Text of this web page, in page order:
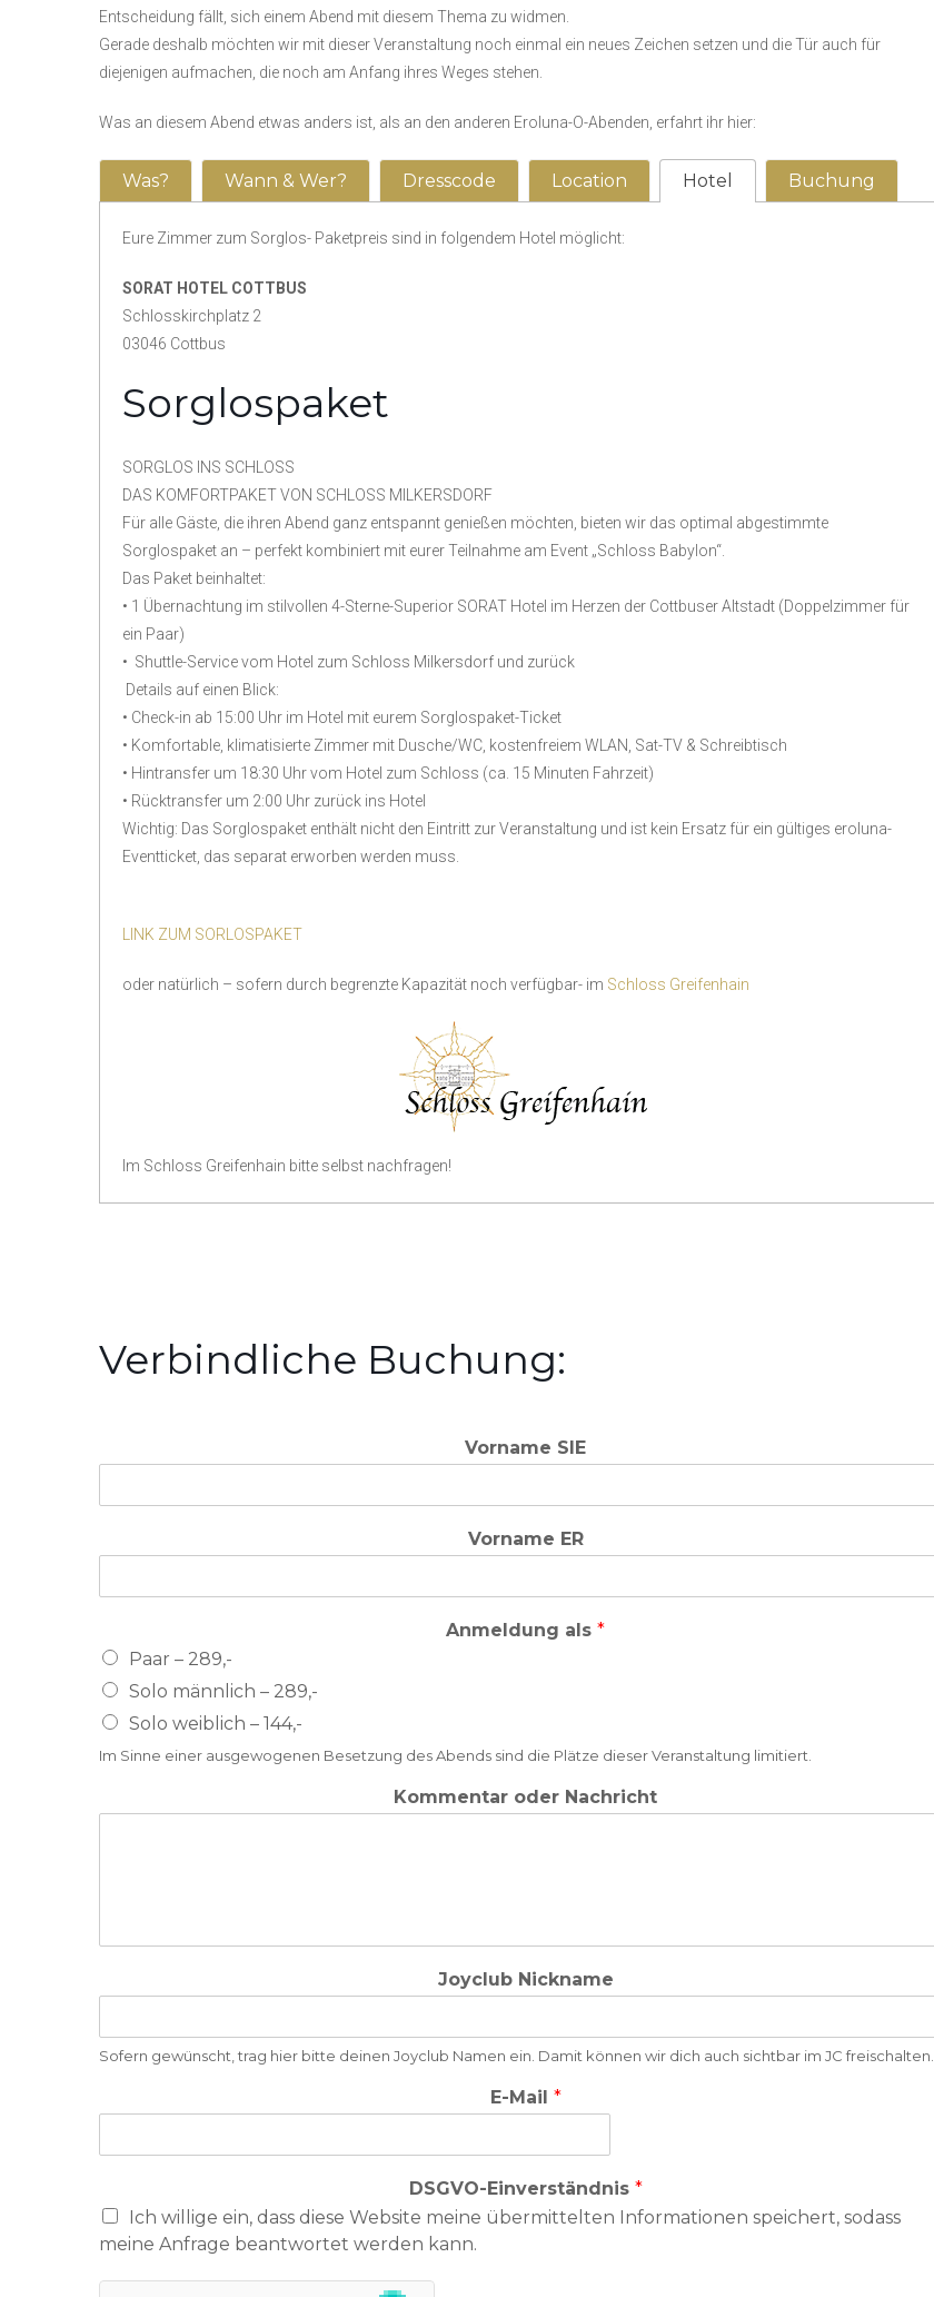
Entscheidung fällt, sich einem Abend mit diesem Thema zu widmen.
Gerade deshalb möchten wir mit dieser Veranstaltung noch einmal ein neues Zeichen setzen und die Tür auch für
diejenigen aufmachen, die noch am Anfang ihres Weges stehen.
Was an diesem Abend etwas anders ist, als an den anderen Eroluna-O-Abenden, erfahrt ihr hier:
Was? Wann & Wer? Dresscode Location Hotel Buchung
Eure Zimmer zum Sorglos- Paketpreis sind in folgendem Hotel möglicht:
SORAT HOTEL COTTBUS
Schlosskirchplatz 2
03046 Cottbus
Sorglospaket
SORGLOS INS SCHLOSS
DAS KOMFORTPAKET VON SCHLOSS MILKERSDORF
Für alle Gäste, die ihren Abend ganz entspannt genießen möchten, bieten wir das optimal abgestimmte
Sorglospaket an – perfekt kombiniert mit eurer Teilnahme am Event „Schloss Babylon“.
Das Paket beinhaltet:
• 1 Übernachtung im stilvollen 4-Sterne-Superior SORAT Hotel im Herzen der Cottbuser Altstadt (Doppelzimmer für
ein Paar)
• Shuttle-Service vom Hotel zum Schloss Milkersdorf und zurück
Details auf einen Blick:
• Check-in ab 15:00 Uhr im Hotel mit eurem Sorglospaket-Ticket
• Komfortable, klimatisierte Zimmer mit Dusche/WC, kostenfreiem WLAN, Sat-TV & Schreibtisch
• Hintransfer um 18:30 Uhr vom Hotel zum Schloss (ca. 15 Minuten Fahrzeit)
• Rücktransfer um 2:00 Uhr zurück ins Hotel
Wichtig: Das Sorglospaket enthält nicht den Eintritt zur Veranstaltung und ist kein Ersatz für ein gültiges eroluna-
Eventticket, das separat erworben werden muss.
LINK ZUM SORLOSPAKET
oder natürlich – sofern durch begrenzte Kapazität noch verfügbar- im Schloss Greifenhain
Im Schloss Greifenhain bitte selbst nachfragen!
Verbindliche Buchung:
Vorname SIE
Vorname ER
Anmeldung als*
Paar – 289,-
Solo männlich – 289,-
Solo weiblich – 144,-
Im Sinne einer ausgewogenen Besetzung des Abends sind die Plätze dieser Veranstaltung limitiert.
Kommentar oder Nachricht
Joyclub Nickname
Sofern gewünscht, trag hier bitte deinen Joyclub Namen ein. Damit können wir dich auch sichtbar im JC freischalten.
E-Mail *
DSGVO-Einverständnis *
Ich willige ein, dass diese Website meine übermittelten Informationen speichert, sodass
meine Anfrage beantwortet werden kann.